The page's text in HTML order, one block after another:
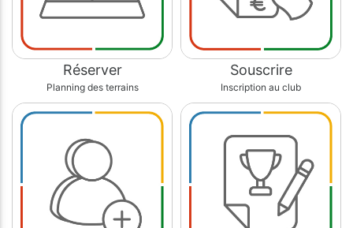
Réserver
Planning des terrains
Souscrire
Inscription au club